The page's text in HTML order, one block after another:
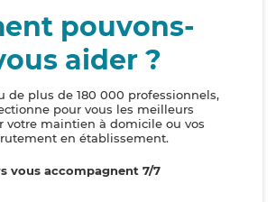
pouvons-
aider ?
de plus de 180 000 professionnels,
pour vous les meilleurs
votre maintien à domicile ou vos
en établissement.
vous accompagnent 7/7